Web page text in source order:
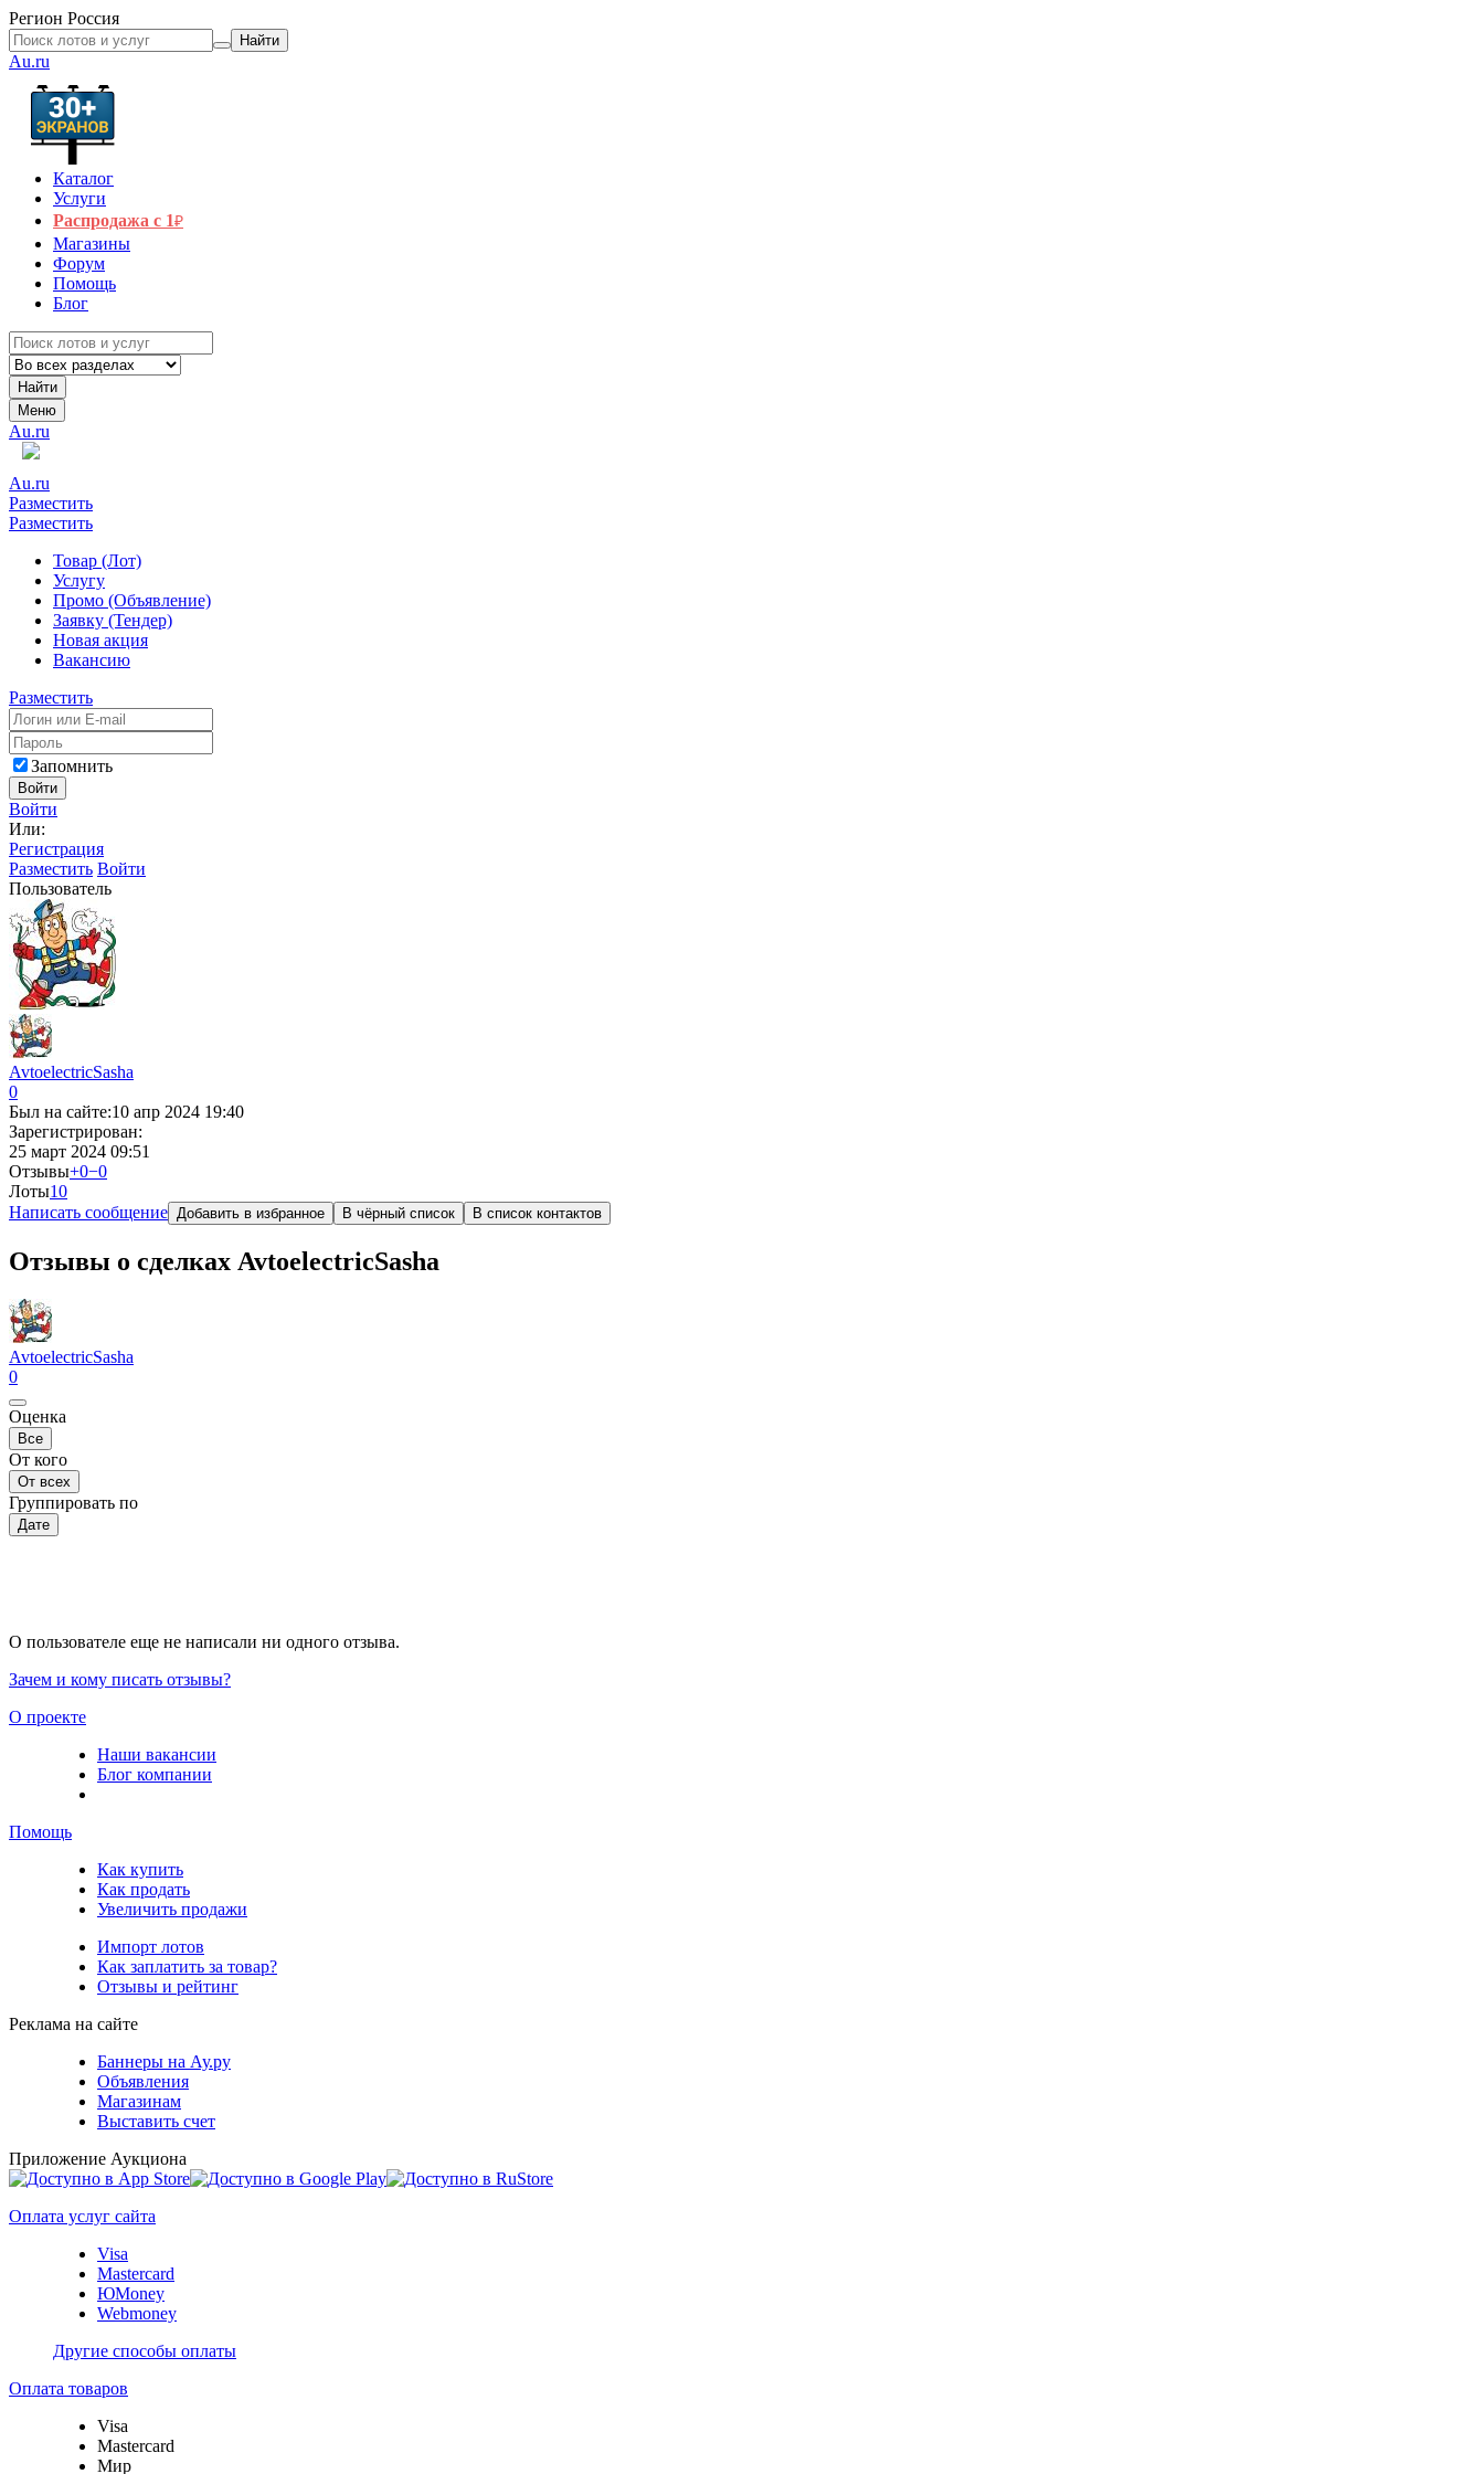
Регион Россия
Найти
Au.ru
Каталог
Услуги
Распродажа с 1₽
Магазины
Форум
Помощь
Блог
Найти
Меню
Au.ru
Au.ru
Разместить
Разместить
Товар (Лот)
Услугу
Промо (Объявление)
Заявку (Тендер)
Новая акция
Вакансию
Разместить
Запомнить
Войти
Войти
Или:
Регистрация
Разместить Войти
Пользователь
AvtoelectricSasha
0
Был на сайте:10 апр 2024 19:40
Зарегистрирован:
25 март 2024 09:51
Отзывы+0−0
Лоты10
Написать сообщение Добавить в избранное В чёрный список В список контактов
Отзывы о сделках AvtoelectricSasha
AvtoelectricSasha
0
Оценка
Все
От кого
От всех
Группировать по
Дате
О пользователе еще не написали ни одного отзыва.
Зачем и кому писать отзывы?
О проекте
Наши вакансии
Блог компании
Помощь
Как купить
Как продать
Увеличить продажи
Импорт лотов
Как заплатить за товар?
Отзывы и рейтинг
Реклама на сайте
Баннеры на Ау.ру
Объявления
Магазинам
Выставить счет
Приложение Аукциона
Оплата услуг сайта
Visa
Mastercard
ЮMoney
Webmoney
Другие способы оплаты
Оплата товаров
Visa
Mastercard
Мир